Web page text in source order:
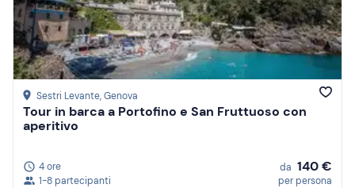
Sestri Levante, Genova
Tour in barca a Portofino e San Fruttuoso con
aperitivo
4 ore
1-8 partecipanti
da 140 €
per persona